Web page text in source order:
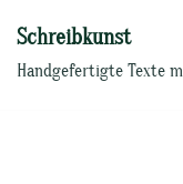
Inhalt
springen
Schreibkunst
Handgefertigte Texte